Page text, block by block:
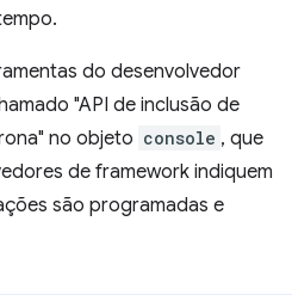
do desenvolvedor
"API de inclusão de
no objeto console , que
de framework indiquem
são programadas e